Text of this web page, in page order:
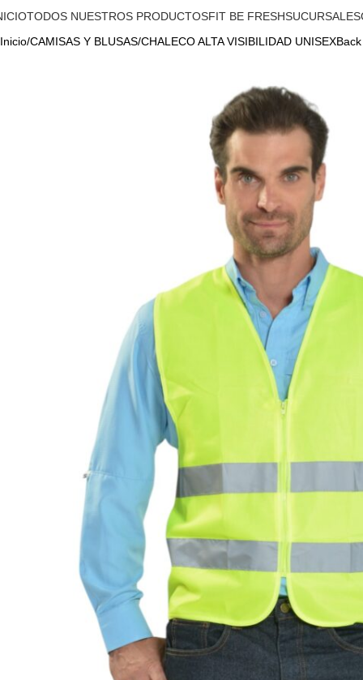
TODOS NUESTROS PRODUCTOSFIT BE FRESHSUCURSALES
Inicio CAMISAS Y BLUSAS CHALECO ALTA VISIBILIDAD UNISEX